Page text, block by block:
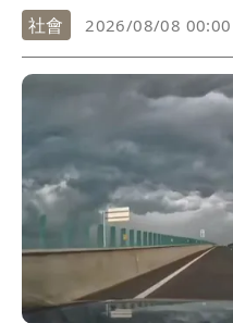
會前理事長陳昱瑄等17人
罪起訴。政治評論員吳靜
告，質疑這筆被騙的金額
社會 2026/08/08 00:00